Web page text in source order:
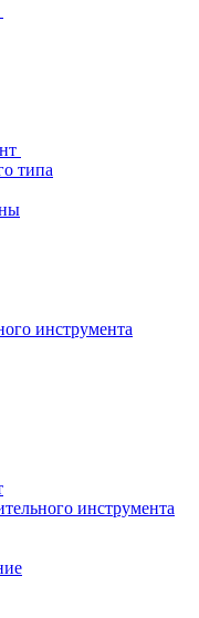
типа
инструмента
инструмента